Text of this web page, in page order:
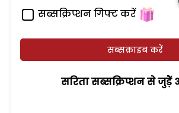
सब्सक्रिप्शन गिफ्ट करें
सब्सक्राइब करें
सरिता सब्सक्रिप्शन से जुड़ेें